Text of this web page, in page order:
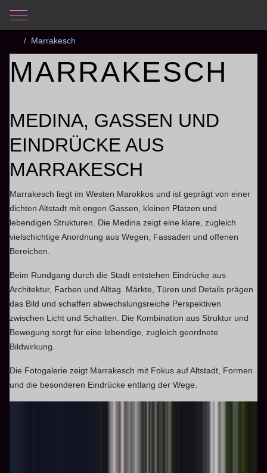
Mobile Menu Toggle
Aktuelle Seite:
Marrakesch
MARRAKESCH
MEDINA, GASSEN UND
EINDRÜCKE AUS
MARRAKESCH
Marrakesch liegt im Westen Marokkos und ist geprägt von einer
dichten Altstadt mit engen Gassen, kleinen Plätzen und
lebendigen Strukturen. Die Medina zeigt eine klare, zugleich
vielschichtige Anordnung aus Wegen, Fassaden und offenen
Bereichen.
Beim Rundgang durch die Stadt entstehen Eindrücke aus
Architektur, Farben und Alltag. Märkte, Türen und Details prägen
das Bild und schaffen abwechslungsreiche Perspektiven
zwischen Licht und Schatten. Die Kombination aus Struktur und
Bewegung sorgt für eine lebendige, zugleich geordnete
Bildwirkung.
Die Fotogalerie zeigt Marrakesch mit Fokus auf Altstadt, Formen
und die besonderen Eindrücke entlang der Wege.